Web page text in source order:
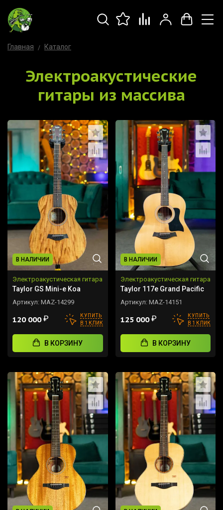
Главная Каталог
Электроакустические
гитары из массива
В НАЛИЧИИ
Электроакустическая гитара
Taylor GS Mini-e Koa
Артикул: MAZ-14299
120 000₽
КУПИТЬ
В 1 КЛИК
В КОРЗИНУ
В НАЛИЧИИ
Электроакустическая гитара
Taylor 117e Grand Pacific
Артикул: MAZ-14151
125 000₽
КУПИТЬ
В 1 КЛИК
В КОРЗИНУ